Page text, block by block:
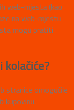
web-mjesta (kao
na web-mjestu
mogu pratiti
stranice omogućile
kupovinu.